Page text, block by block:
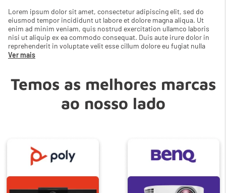
Lorem ipsum dolor sit amet, consectetur adipiscing elit, sed do
eiusmod tempor incididunt ut labore et dolore magna aliqua. Ut
enim ad minim veniam, quis nostrud exercitation ullamco laboris
nisi ut aliquip ex ea commodo consequat. Duis aute irure dolor in
reprehenderit in voluptate velit esse cillum dolore eu fugiat nulla
pariatur. Excepteur sint occaecat cupidatat non proident, sunt in
Lorem ipsum dolor sit amet, consectetur adipiscing elit, sed do
eiusmod tempor incididunt ut labore et dolore magna aliqua. Ut
enim ad minim veniam, quis nostrud exercitation ullamco laboris
nisi ut aliquip ex ea commodo consequat. Duis aute irure dolor in
Ver mais
Temos as melhores marcas
ao nosso lado